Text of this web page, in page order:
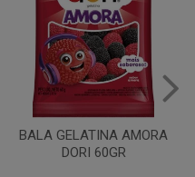
BALA GELATINA AMORA
DORI 60GR